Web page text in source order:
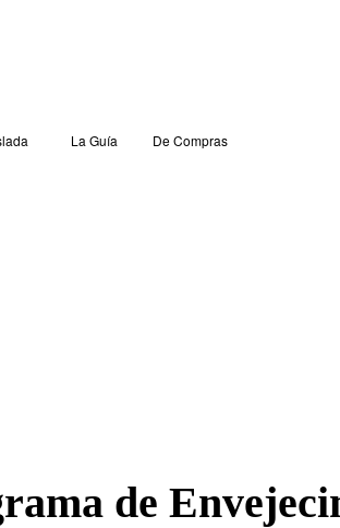
La Guía De Compras
de